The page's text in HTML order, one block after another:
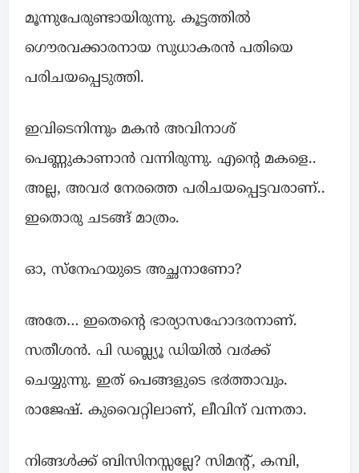
മൂന്നുപേരുണ്ടായിരുന്നു. കൂട്ടത്തിൽ
ഗൌരവക്കാരനായ സുധാകരൻ പതിയെ
പരിചയപ്പെടുത്തി.
ഇവിടെനിന്നും മകൻ അവിനാശ്
പെണ്ണുകാണാൻ വന്നിരുന്നു. എന്റെ മകളെ..
അല്ല, അവ൪ നേരത്തെ പരിചയപ്പെട്ടവരാണ്..
ഇതൊരു ചടങ്ങ് മാത്രം.
ഓ, സ്നേഹയുടെ അച്ഛനാണോ?
അതേ… ഇതെന്റെ ഭാര്യാസഹോദരനാണ്.
സതീശൻ. പി ഡബ്ല്യൂ ഡിയിൽ വ൪ക്ക്
ചെയ്യുന്നു. ഇത് പെങ്ങളുടെ ഭ൪ത്താവും.
രാജേഷ്. കുവൈറ്റിലാണ്, ലീവിന് വന്നതാ.
നിങ്ങൾക്ക് ബിസിനസ്സല്ലേ? സിമന്റ്, കമ്പി,